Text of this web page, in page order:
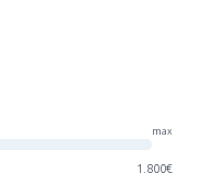
max
1.800€